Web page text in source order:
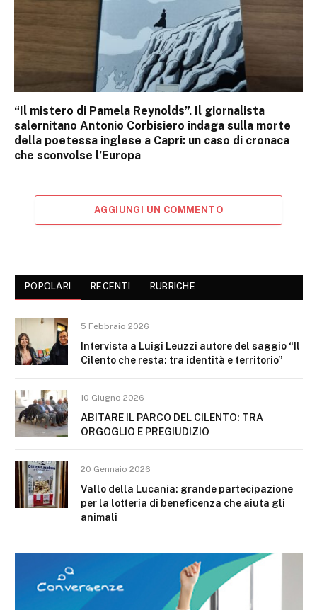
“Il mistero di Pamela Reynolds”. Il giornalista
salernitano Antonio Corbisiero indaga sulla morte
della poetessa inglese a Capri: un caso di cronaca
che sconvolse l’Europa
AGGIUNGI UN COMMENTO
POPOLARI RECENTI RUBRICHE
5 Febbraio 2026
Intervista a Luigi Leuzzi autore del saggio “Il
Cilento che resta: tra identità e territorio”
10 Giugno 2026
ABITARE IL PARCO DEL CILENTO: TRA
ORGOGLIO E PREGIUDIZIO
20 Gennaio 2026
Vallo della Lucania: grande partecipazione
per la lotteria di beneficenza che aiuta gli
animali